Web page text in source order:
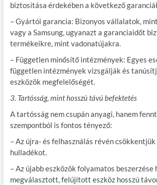
biztosítása érdekében a következő
– Gyártói garancia: Bizonyos vállalatok,
vagy a Samsung, ugyanazt a garanciaidőt
termékeikre, mint vadonatújakra.
– Független minősítő intézmények: Egyes
független intézmények vizsgálják és
eszközök megfelelőségét.
3. Tartósság, mint hosszú távú befektetés
A tartósság nem csupán anyagi, hanem
szempontból is fontos tényező:
– Az újra- és felhasználás révén
hulladékot.
– Az újabb eszközök folyamatos
megválasztott, felújított eszköz hosszú